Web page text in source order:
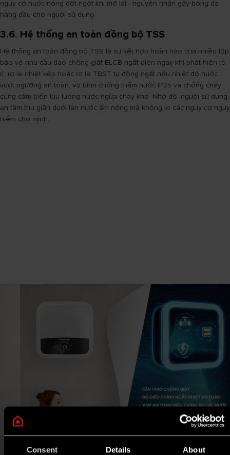
Consent Details About
nguy cơ nước nóng đột ngột khi mở lại - nguyên nhân gây bỏng da
hàng đầu cho người sử dụng.
3.6. Hệ thống an toàn đồng bộ TSS
Hệ thống an toàn đồng bộ TSS là sự kết hợp hoàn hảo của nhiều lớp
bảo vệ như cầu dao chống giật ELCB ngắt điện ngay khi phát hiện rò
rỉ, rơ le nhiệt kép hoặc rơ le TBST tự động ngắt nếu nhiệt độ nước
vượt ngưỡng an toàn, vỏ bình chống thấm nước IP25 và chống cháy
cùng cảm biến lưu lượng nước ngừa cháy khô. Nhờ đó, người sử dụng
an tâm thư giãn dưới làn nước ấm nóng mà không lo các nguy cơ nguy
hiểm cho mình.